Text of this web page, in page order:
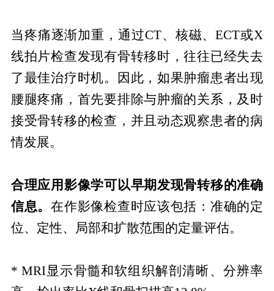
当疼痛逐渐加重，通过CT、核磁、ECT或X
线拍片检查发现有骨转移时，往往已经失去
了最佳治疗时机。因此，如果肿瘤患者出现
腰腿疼痛，首先要排除与肿瘤的关系，及时
接受骨转移的检查，并且动态观察患者的病
情发展。
合理应用影像学可以早期发现骨转移的准确
信息。在作影像检查时应该包括：准确的定
位、定性、局部和扩散范围的定量评估。
* MRI显示骨髓和软组织解剖清晰、分辨率